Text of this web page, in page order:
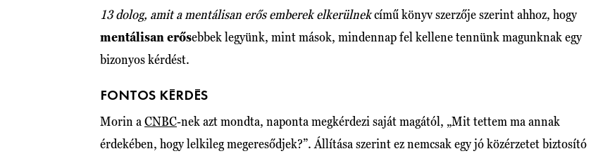
13 dolog, amit a mentálisan erős emberek elkerülnekcímű könyv szerzője szerint ahhoz, hogy
mentálisan erősebbek legyünk, mint mások, mindennap fel kellene tennünk magunknak egy
bizonyos kérdést.
FONTOS KÉRDÉS
Morin a CNBC-nek azt mondta, naponta megkérdezi saját magától, „Mit tettem ma annak
érdekében, hogy lelkileg megeresődjek?”. Állítása szerint ez nemcsak egy jó közérzetet biztosító